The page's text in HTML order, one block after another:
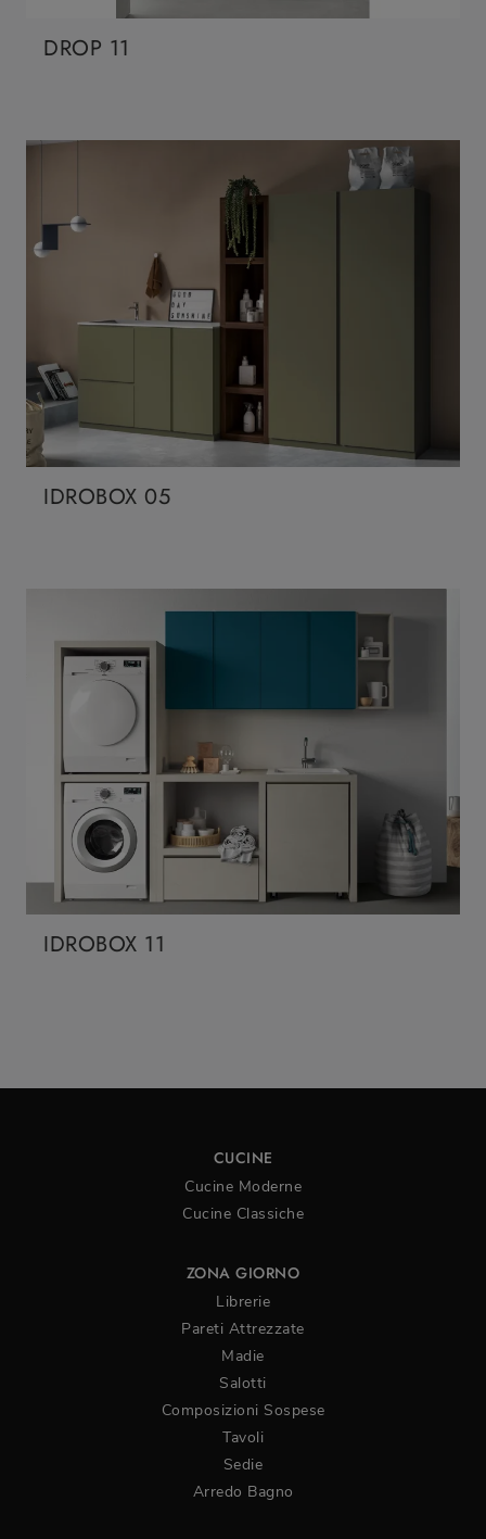
DROP 11
IDROBOX 05
IDROBOX 11
CUCINE
Cucine Moderne
Cucine Classiche
ZONA GIORNO
Librerie
Pareti Attrezzate
Madie
Salotti
Composizioni Sospese
Tavoli
Sedie
Arredo Bagno